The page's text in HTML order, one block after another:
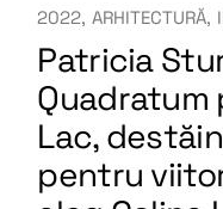
2022 ARHITECTURĂ
Patricia
Quadratum
Lac,
pentru